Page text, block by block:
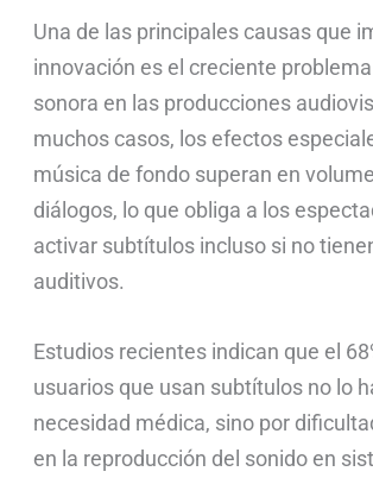
Una de las principales causas que
innovación es el creciente
sonora en las producciones
muchos casos, los efectos
música de fondo superan en
diálogos, lo que obliga a los
activar subtítulos incluso si no
auditivos.
Estudios recientes indican que el
usuarios que usan subtítulos no lo
necesidad médica, sino por
en la reproducción del sonido en